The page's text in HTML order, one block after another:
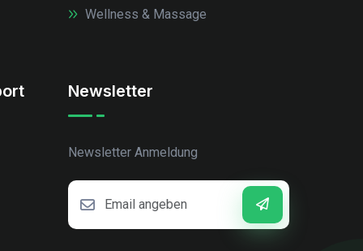
Wellness & Massage
Newsletter
Newsletter Anmeldung